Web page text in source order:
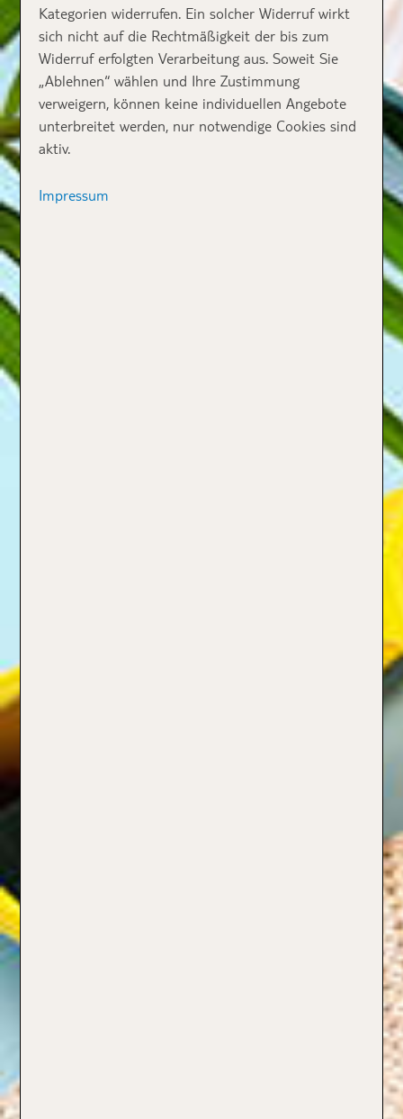
Kategorien widerrufen. Ein solcher Widerruf wirkt
sich nicht auf die Rechtmäßigkeit der bis zum
Widerruf erfolgten Verarbeitung aus. Soweit Sie
„Ablehnen“ wählen und Ihre Zustimmung
verweigern, können keine individuellen Angebote
unterbreitet werden, nur notwendige Cookies sind
aktiv.
Impressum